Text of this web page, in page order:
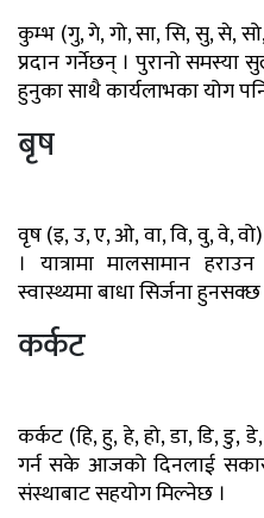
कुम्भ (गु, गे, गो, सा, सि, सु, से,
प्रदान गर्नेछन् । पुरानो समस्या
हुनुका साथै कार्यलाभका योग
बृष
वृष (इ, उ, ए, ओ, वा, वि, वु, वे,
। यात्रामा मालसामान
स्वास्थ्यमा बाधा सिर्जना हुनसक्छ
कर्कट
कर्कट (हि, हु, हे, हो, डा, डि, डु,
गर्न सके आजको दिनलाई
संस्थाबाट सहयोग मिल्नेछ ।